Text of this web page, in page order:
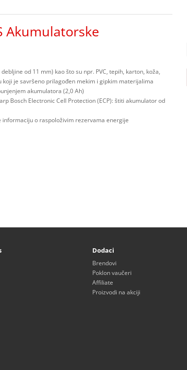
Akumulatorske
od 11 mm) kao što su npr. PVC, tepih, karton, koža,
je savršeno prilagođen mekim i gipkim materijalima
akumulatora (2,0 Ah)
Bosch Electronic Cell Protection (ECP): štiti akumulator od
o raspoloživim rezervama energije
Dodaci
Brendovi
Poklon vaučeri
Affiliate
Proizvodi na akciji